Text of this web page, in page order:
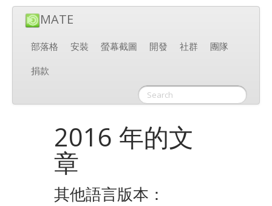
MATE
部落格 安裝 螢幕截圖 開發 社群
團隊
捐款
2016 年的文
章
其他語言版本：